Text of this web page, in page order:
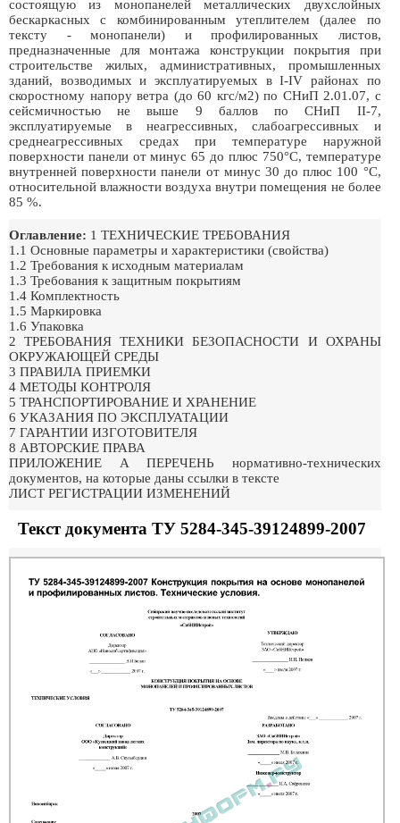
состоящую из монопанелей металлических двухслойных
бескаркасных с комбинированным утеплителем (далее по
тексту - монопанели) и профилированных листов,
предназначенные для монтажа конструкции покрытия при
строительстве жилых, административных, промышленных
зданий, возводимых и эксплуатируемых в I-IV районах по
скоростному напору ветра (до 60 кгс/м2) по СНиП 2.01.07, с
сейсмичностью не выше 9 баллов по СНиП II-7,
эксплуатируемые в неагрессивных, слабоагрессивных и
среднеагрессивных средах при температуре наружной
поверхности панели от минус 65 до плюс 750°С, температуре
внутренней поверхности панели от минус 30 до плюс 100 °С,
относительной влажности воздуха внутри помещения не более
85 %.
Оглавление: 1 ТЕХНИЧЕСКИЕ ТРЕБОВАНИЯ
1.1 Основные параметры и характеристики (свойства)
1.2 Требования к исходным материалам
1.3 Требования к защитным покрытиям
1.4 Комплектность
1.5 Маркировка
1.6 Упаковка
2 ТРЕБОВАНИЯ ТЕХНИКИ БЕЗОПАСНОСТИ И ОХРАНЫ
ОКРУЖАЮЩЕЙ СРЕДЫ
3 ПРАВИЛА ПРИЕМКИ
4 МЕТОДЫ КОНТРОЛЯ
5 ТРАНСПОРТИРОВАНИЕ И ХРАНЕНИЕ
6 УКАЗАНИЯ ПО ЭКСПЛУАТАЦИИ
7 ГАРАНТИИ ИЗГОТОВИТЕЛЯ
8 АВТОРСКИЕ ПРАВА
ПРИЛОЖЕНИЕ А ПЕРЕЧЕНЬ нормативно-технических
документов, на которые даны ссылки в тексте
ЛИСТ РЕГИСТРАЦИИ ИЗМЕНЕНИЙ
Текст документа ТУ 5284-345-39124899-2007